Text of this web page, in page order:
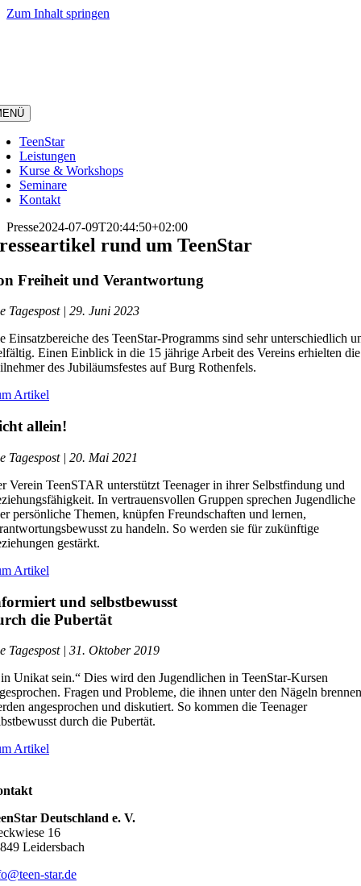
Zum Inhalt springen
TeenStar
Leistungen
Kurse & Workshops
Seminare
Kontakt
Presse2024-07-09T20:44:50+02:00
rund um TeenStar
Freiheit und Verantwortung
Tagespost | 29. Juni 2023
Einsatzbereiche des TeenStar-Programms sind sehr unterschiedlich
Einen Einblick in die 15 jährige Arbeit des Vereins erhielten die
des Jubiläumsfestes auf Burg Rothenfels.
Artikel
allein!
Tagespost | 20. Mai 2021
Verein TeenSTAR unterstützt Teenager in ihrer Selbstfindung und
In vertrauensvollen Gruppen sprechen Jugendliche
persönliche Themen, knüpfen Freundschaften und lernen,
zu handeln. So werden sie für zukünftige
gestärkt.
Artikel
und selbstbewusst
die Pubertät
Tagespost | 31. Oktober 2019
Unikat sein.“ Dies wird den Jugendlichen in TeenStar-Kursen
Fragen und Probleme, die ihnen unter den Nägeln
angesprochen und diskutiert. So kommen die Teenager
durch die Pubertät.
Artikel
Deutschland e. V.
16
Leidersbach
star.de